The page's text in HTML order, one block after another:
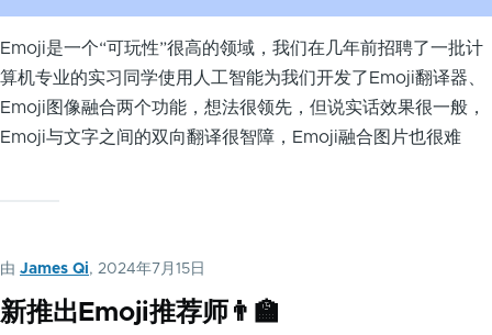
Emoji是一个“可玩性”很高的领域，我们在几年前招聘了一批计
算机专业的实习同学使用人工智能为我们开发了Emoji翻译器、
Emoji图像融合两个功能，想法很领先，但说实话效果很一般，
Emoji与文字之间的双向翻译很智障，Emoji融合图片也很难
由 James Qi, 2024年7月15日
新推出Emoji推荐师👨‍🏫